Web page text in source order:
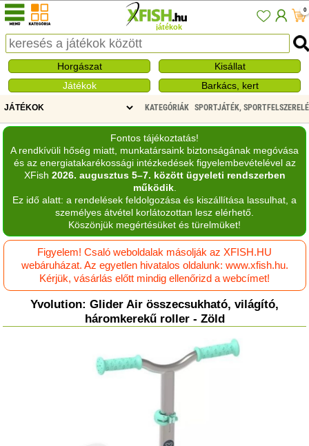
játékok
0
Horgászat
Kisállat
Játékok
Barkács, kert
KATEGÓRIÁK SPORTJÁTÉK,
Fontos tájékoztatás!
A rendkívüli hőség miatt, munkatársaink biztonságának megóvása
és az energiatakarékossági intézkedések figyelembevételével az
XFish 2026. augusztus 5–7. között ügyeleti rendszerben
működik.
Ez idő alatt: a rendelések feldolgozása és kiszállítása lassulhat, a
személyes átvétel korlátozottan lesz elérhető.
Köszönjük megértésüket és türelmüket!
Figyelem! Csaló weboldalak másolják az XFISH.HU
webáruházat. Az egyetlen hivatalos oldalunk: www.xfish.hu.
Kérjük, vásárlás előtt mindig ellenőrizd a webcímet!
Yvolution: Glider Air összecsukható, világító,
háromkerekű roller - Zöld